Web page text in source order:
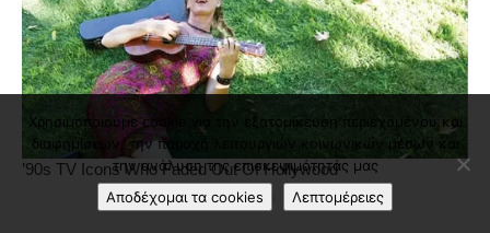
Χρησιμοποιούμε cookie για την εξατομίκευση περιεχομένου και
διαφημίσεων, την παροχή λειτουργιών κοινωνικών μέσων και
την ανάλυση της επισκεψιμότητάς μας
Αποδέχομαι τα cookies
Λεπτομέρειες